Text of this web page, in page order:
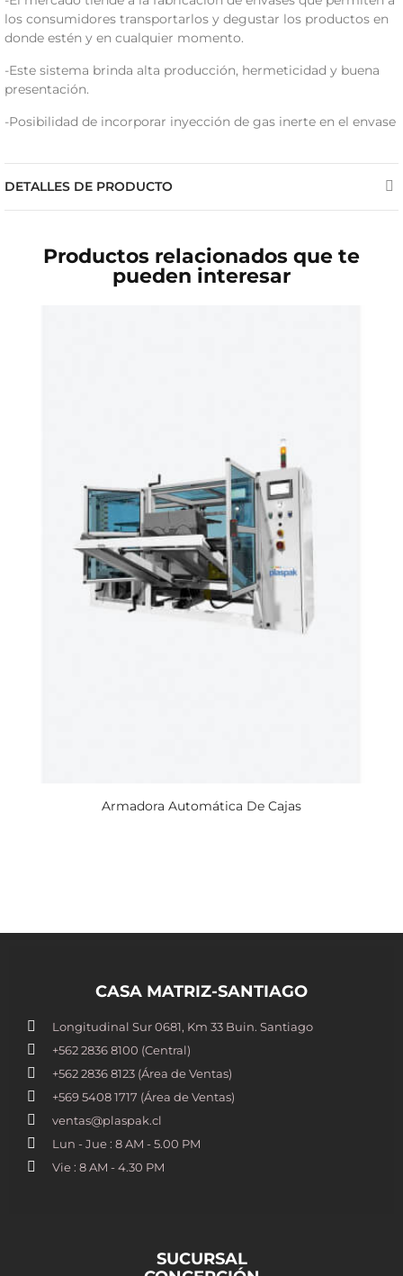
los consumidores transportarlos y degustar los productos en
donde estén y en cualquier momento.
-Este sistema brinda alta producción, hermeticidad y buena
presentación.
-Posibilidad de incorporar inyección de gas inerte en el envase
DETALLES DE PRODUCTO
Productos relacionados que te
pueden interesar
Armadora Automática De Cajas
CASA MATRIZ-SANTIAGO
Longitudinal Sur 0681, Km 33 Buin. Santiago
+562 2836 8100​ (Central)
+562 2836 8123 (Área de Ventas)
+569 5408 1717 (Área de Ventas)
ventas@plaspak.cl
Lun - Jue : 8 AM - 5.00 PM
Vie : 8 AM - 4.30 PM
SUCURSAL